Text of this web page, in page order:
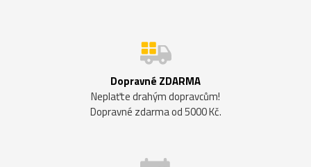
Dopravné ZDARMA
Neplaťte drahým dopravcům!
Dopravné zdarma od 5000 Kč.